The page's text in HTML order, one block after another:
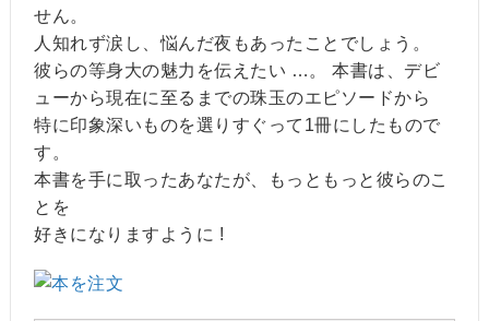
せん。
人知れず涙し、悩んだ夜もあったことでしょう。
彼らの等身大の魅力を伝えたい …。 本書は、デビ
ューから現在に至るまでの珠玉のエピソードから
特に印象深いものを選りすぐって1冊にしたもので
す。
本書を手に取ったあなたが、もっともっと彼らのこ
とを
好きになりますように !